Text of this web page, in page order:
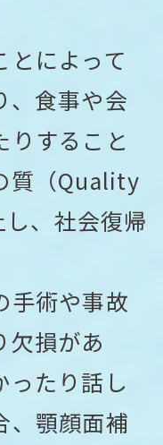
とによって
、食事や会
りすること
質（Quality
、社会復帰
手術や事故
欠損があ
ったり話し
、顎顔面補